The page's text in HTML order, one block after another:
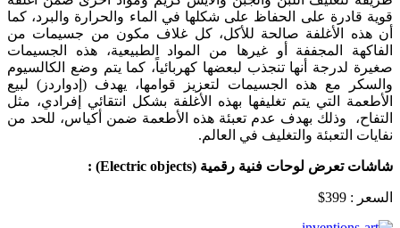
قوية قادرة على الحفاظ على شكلها في الماء والحرارة والبرد، كما
أن هذه الأغلفة صالحة للأكل، كل غلاف مكون من جسيمات من
الفاكهة المجففة أو غيرها من المواد الطبيعية، هذه الجسيمات
صغيرة لدرجة أنها تنجذب لبعضها كهربائياً، كما يتم وضع الكالسيوم
والسكر مع هذه الجسيمات لتعزيز قوامها، يهدف (إدواردز) لبيع
الأطعمة التي يتم تغليفها بهذه الأغلفة بشكل انتقائي إفرادي، مثل
التفاح، وذلك بهدف عدم تعبئة هذه الأطعمة ضمن أكياس، للحد من
نفايات التعبئة والتغليف في العالم.
شاشات تعرض لوحات فنية رقمية (Electric objects
) :
السعر : 399$